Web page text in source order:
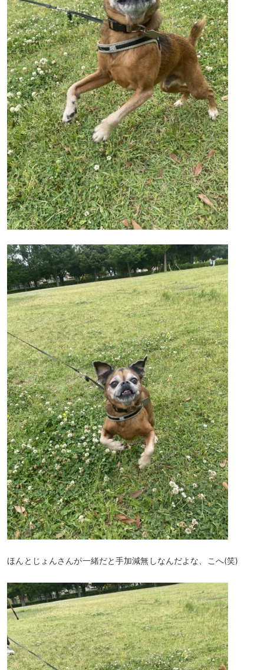
ほんとじょんさんが一緒だと手加減無しなんだよな、こへ(笑)